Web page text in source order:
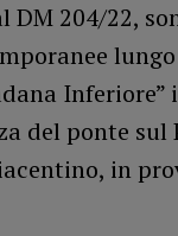
DM 204/22,
Inferiore”
del ponte sul
in